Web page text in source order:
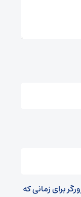
برای زمانی که